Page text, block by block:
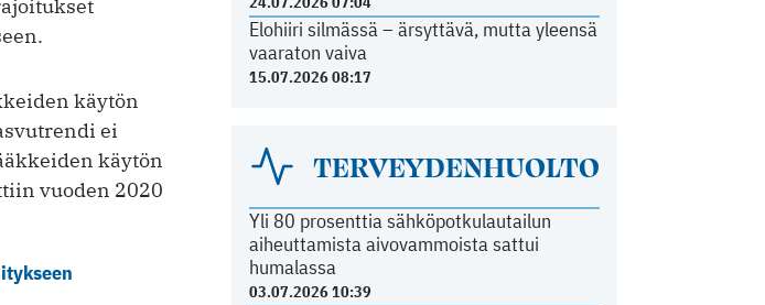
Elohiiri silmässä – ärsyttävä, mutta yleensä
vaaraton vaiva
15.07.2026 08:17
TERVEYDENHUOLTO
Yli 80 prosenttia sähköpotkulautailun
aiheuttamista aivovammoista sattui
humalassa
03.07.2026 10:39
käytön
ei
käytön
vuoden 2020